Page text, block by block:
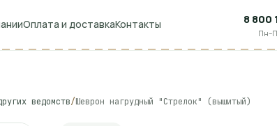
Оплата и доставкаКонтакты 8 800
ведомств/Шеврон нагрудный "Стрелок" (вышитый)